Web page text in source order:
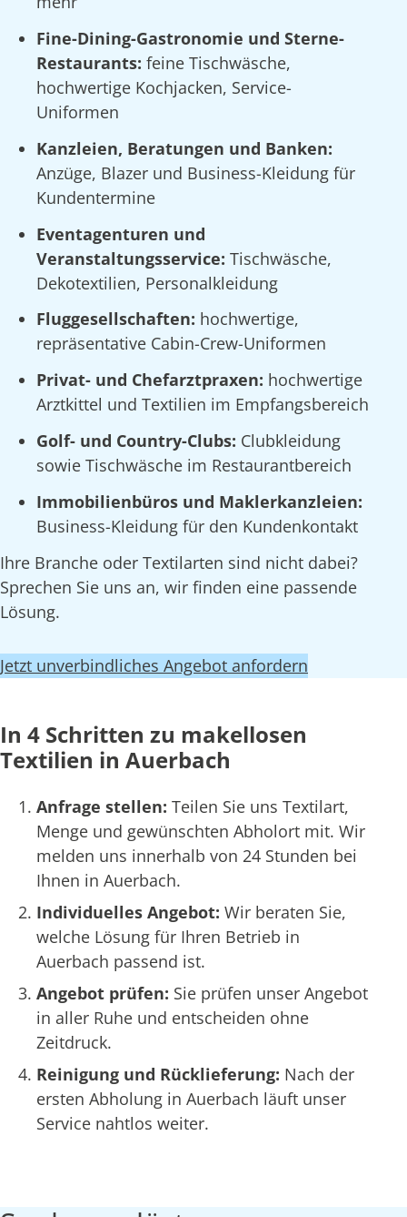
Fine-Dining-Gastronomie und Sterne-
Restaurants: feine Tischwäsche,
hochwertige Kochjacken, Service-
Uniformen
Kanzleien, Beratungen und Banken:
Anzüge, Blazer und Business-Kleidung für
Kundentermine
Eventagenturen und
Veranstaltungsservice: Tischwäsche,
Dekotextilien, Personalkleidung
Fluggesellschaften: hochwertige,
repräsentative Cabin-Crew-Uniformen
Privat- und Chefarztpraxen: hochwertige
Arztkittel und Textilien im Empfangsbereich
Golf- und Country-Clubs: Clubkleidung
sowie Tischwäsche im Restaurantbereich
Immobilienbüros und Maklerkanzleien:
Business-Kleidung für den Kundenkontakt
Ihre Branche oder Textilarten sind nicht dabei?
Sprechen Sie uns an, wir finden eine passende
Lösung.
Jetzt unverbindliches Angebot anfordern
In 4 Schritten zu makellosen
Textilien in Auerbach
Anfrage stellen: Teilen Sie uns Textilart,
Menge und gewünschten Abholort mit. Wir
melden uns innerhalb von 24 Stunden bei
Ihnen in Auerbach.
Individuelles Angebot: Wir beraten Sie,
welche Lösung für Ihren Betrieb in
Auerbach passend ist.
Angebot prüfen: Sie prüfen unser Angebot
in aller Ruhe und entscheiden ohne
Zeitdruck.
Reinigung und Rücklieferung: Nach der
ersten Abholung in Auerbach läuft unser
Service nahtlos weiter.